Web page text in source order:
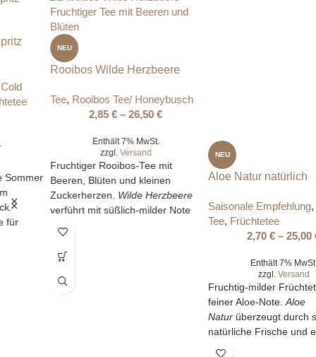
Rooibos Wilde Herzbeere
Tee, Rooibos Tee/ Honeybusch
26,50€
Enthält 7% MwSt.
Versand
Fruchtiger Rooibos-Tee mit
Beeren, Blüten und kleinen
Zuckerherzen.Wilde Herzbeere
verführt mit süßlich-milder Note
und ist koffeinfrei – perfekt für
Tee, Früchtetee
Enthält 7% MwSt.
zzgl. Versand
Fruchtig-milder Früchtetee mit
feiner Aloe-Note.Aloe
Naturüberzeugt durch seine
natürliche Frische und eignet sich
perfekt als heißer Tee oder
erfrischender Eistee – koffeinfrei